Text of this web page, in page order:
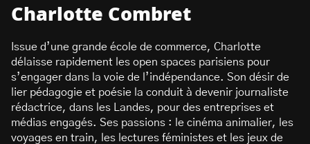
Charlotte Combret
Issue d’une grande école de commerce, Charlotte
délaisse rapidement les open spaces parisiens pour
s’engager dans la voie de l’indépendance. Son désir de
lier pédagogie et poésie la conduit à devenir journaliste
rédactrice, dans les Landes, pour des entreprises et
médias engagés. Ses passions : le cinéma animalier, les
voyages en train, les lectures féministes et les jeux de